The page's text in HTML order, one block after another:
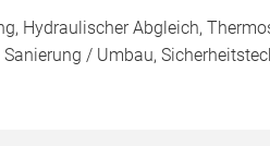
Hydraulischer Abgleich,
/ Umbau,